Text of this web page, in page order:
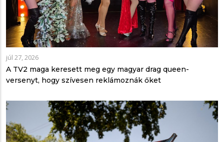
júl 27, 2026
A TV2 maga keresett meg egy magyar drag queen-
versenyt, hogy szívesen reklámoznák őket